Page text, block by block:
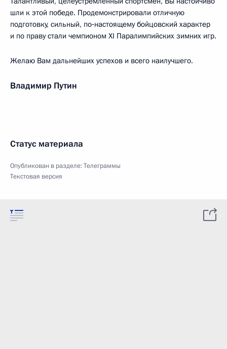
шли к этой победе. Продемонстрировали отличную
подготовку, сильный, по‑настоящему бойцовский характер
и по праву стали чемпионом XI Паралимпийских зимних игр.
Желаю Вам дальнейших успехов и всего наилучшего.
Владимир Путин
Статус материала
Опубликован в разделе:Телеграммы
Текстовая версия